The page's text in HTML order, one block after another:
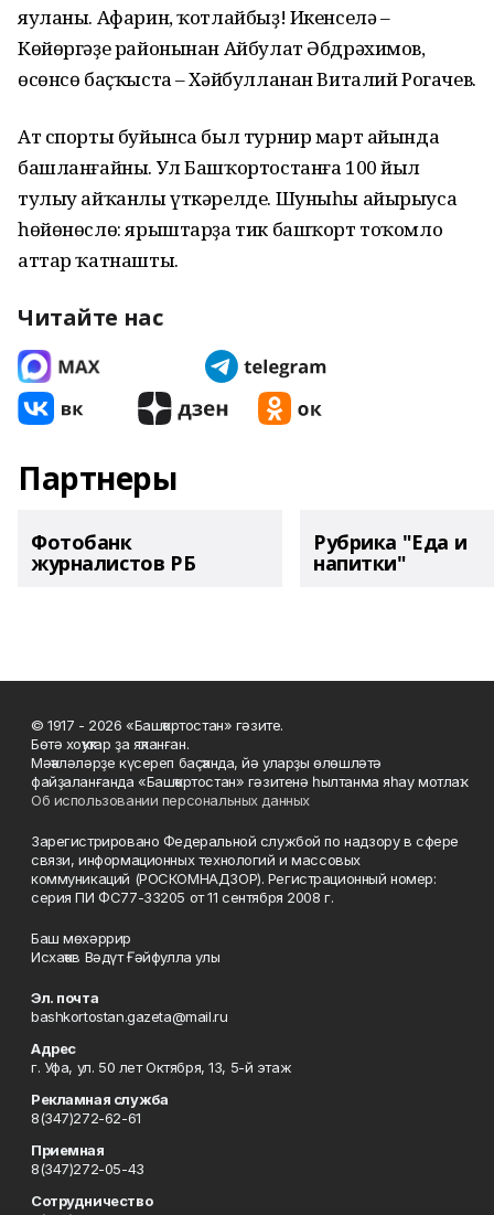
яуланы. Афарин, ҡотлайбыҙ! Икенселә –
Көйөргәҙе районынан Айбулат Әбдрәхимов,
өсөнсө баҫҡыста – Хәйбулланан Виталий Рогачев.
Ат спорты буйынса был турнир март айында
башланғайны. Ул Башҡортостанға 100 йыл
тулыу айҡанлы үткәрелде. Шуныһы айырыуса
һөйөнөслө: ярыштарҙа тик башҡорт тоҡомло
аттар ҡатнашты.
Читайте нас
Партнеры
Фотобанк
журналистов РБ
Рубрика "Еда и
напитки"
© 1917 - 2026 «Башҡортостан» гәзите.
Бөтә хоҡуҡтар ҙа яҡланған.
Мәҡәләләрҙе күсереп баҫҡанда, йә уларҙы өлөшләтә
файҙаланғанда «Башҡортостан» гәзитенә һылтанма яһау мотлаҡ.
Об использовании персональных данных
Зарегистрировано Федеральной службой по надзору в сфере
связи, информационных технологий и массовых
коммуникаций (РОСКОМНАДЗОР). Регистрационный номер:
серия ПИ ФС77-33205 от 11 сентября 2008 г.
Баш мөхәррир
Исхаҡов Вәдүт Ғәйфулла улы
Эл. почта
bashkortostan.gazeta@mail.ru
Адрес
г. Уфа, ул. 50 лет Октября, 13, 5-й этаж
Рекламная служба
8(347)272-62-61
Приемная
8(347)272-05-43
Сотрудничество